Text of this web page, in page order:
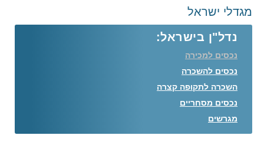
מגדלי ישראל
נדל"ן בישראל:
נכסים למכירה
נכסים להשכרה
השכרה לתקופה קצרה
נכסים מסחריים
מגרשים